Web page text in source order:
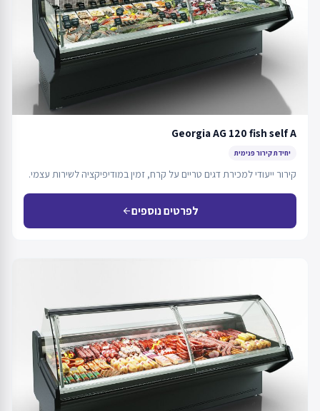
Georgia AG 120 fish self A
יחידת קירור פנימית
קירור ייעודי למכירת דגים טריים על קרח, זמין במודיפיקציה לשירות עצמי.
לפרטים נוספיםarrow_back